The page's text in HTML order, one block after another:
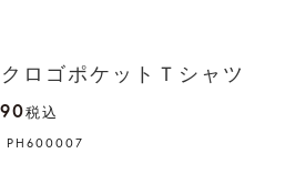
ロゴポケットＴシャツ
税込
PH600007